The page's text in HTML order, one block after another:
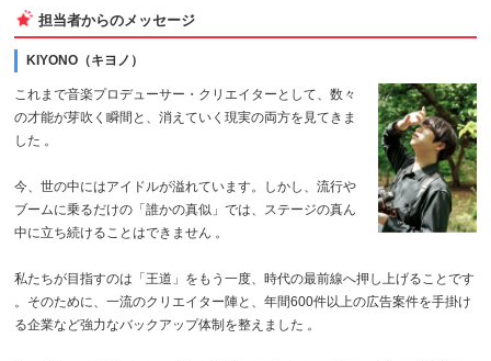
担当者からのメッセージ
KIYONO（キヨノ）
これまで音楽プロデューサー・クリエイターとして、数々
の才能が芽吹く瞬間と、消えていく現実の両方を見てきま
した 。
今、世の中にはアイドルが溢れています。しかし、流行や
ブームに乗るだけの「誰かの真似」では、ステージの真ん
中に立ち続けることはできません 。
私たちが目指すのは「王道」をもう一度、時代の最前線へ押し上げることです
。そのために、一流のクリエイター陣と、年間600件以上の広告案件を手掛け
る企業など強力なバックアップ体制を整えました 。